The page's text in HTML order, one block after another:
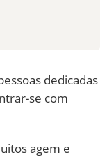
dedicadas
se com
agem e